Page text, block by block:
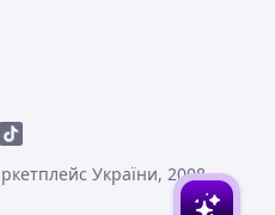
України, 2008-